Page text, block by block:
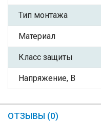
Тип монтажа
Материал
Класс защиты
Напряжение, В
ОТЗЫВЫ (0)